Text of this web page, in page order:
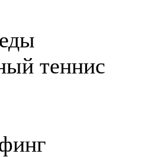
теннис